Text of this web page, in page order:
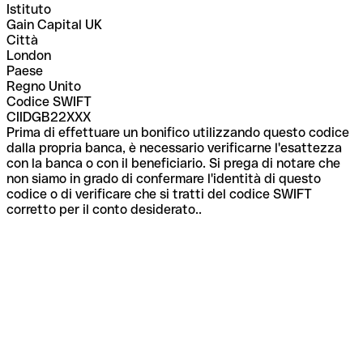
Istituto
Gain Capital UK
Città
London
Paese
Regno Unito
Codice SWIFT
CIIDGB22XXX
Prima di effettuare un bonifico utilizzando questo codice
dalla propria banca, è necessario verificarne l'esattezza
con la banca o con il beneficiario. Si prega di notare che
non siamo in grado di confermare l'identità di questo
codice o di verificare che si tratti del codice SWIFT
corretto per il conto desiderato..